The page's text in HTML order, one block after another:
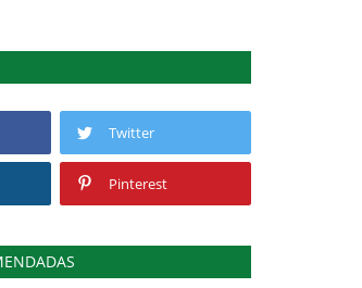
Twitter
Pinterest